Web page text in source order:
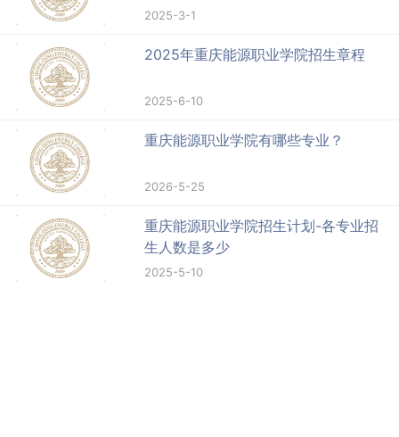
2025-3-1
2025年重庆能源职业学院招生章程
2025-6-10
重庆能源职业学院有哪些专业？
2026-5-25
重庆能源职业学院招生计划-各专业招
生人数是多少
2025-5-10